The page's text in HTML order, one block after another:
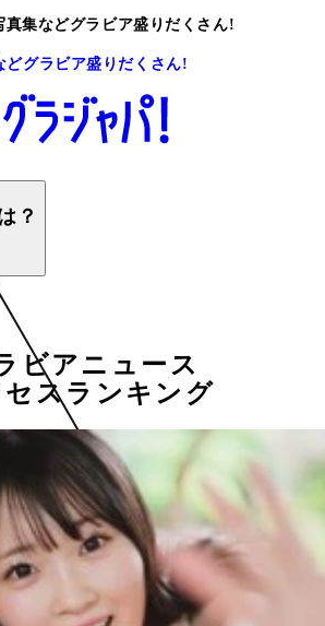
真集などグラビア盛りだくさん!
どグラビア盛りだくさん!
？
ビアニュース
セスランキング